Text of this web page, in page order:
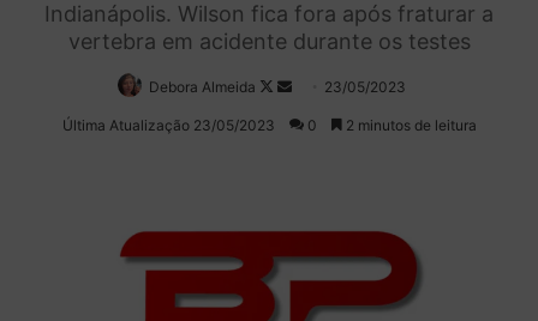
Indianápolis. Wilson fica fora após fraturar a
vertebra em acidente durante os testes
Debora Almeida
Follow
on
Mande
um
23/05/2023
Última Atualização 23/05/2023 0 2 minutos de leitura